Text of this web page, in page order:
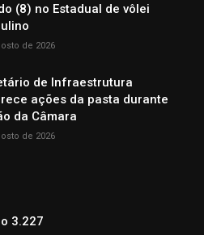
(8) no Estadual de vôlei
de 2026
de Infraestrutura
ações da pasta durante
da Câmara
de 2026
3.227